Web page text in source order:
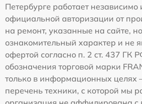
Петербурге работает независимо
официальной авторизации от
на ремонт, указанные на сайте,
ознакомительный характер и не
офертой согласно п. 2 ст. 437 ГК
обозначения торговой марки
только в информационных целях
перечень техники, с которой мы